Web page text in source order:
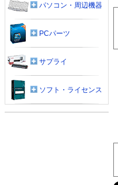
パソコン・周辺機器
PCパーツ
サプライ
ソフト・ライセンス